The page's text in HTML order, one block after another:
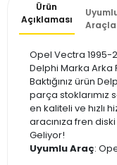
Ürün
Açıklaması
Opel Vectra 1995-
Delphi Marka Arka
Baktığınız ürün
parça stoklarımız
en kaliteli ve hızlı
aracınıza fren
Geliyor!
Uyumlu Araç: